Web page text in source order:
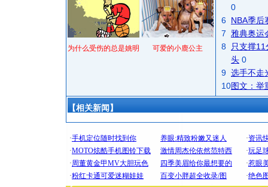
为什么受伤的总是姚明 可爱的小鹿公主
0
6 NBA季后
7
雅典奥运
8
只支撑
头 0
9 选手不走
10图文：举
【相关新闻】
[圣诞节]
你太多